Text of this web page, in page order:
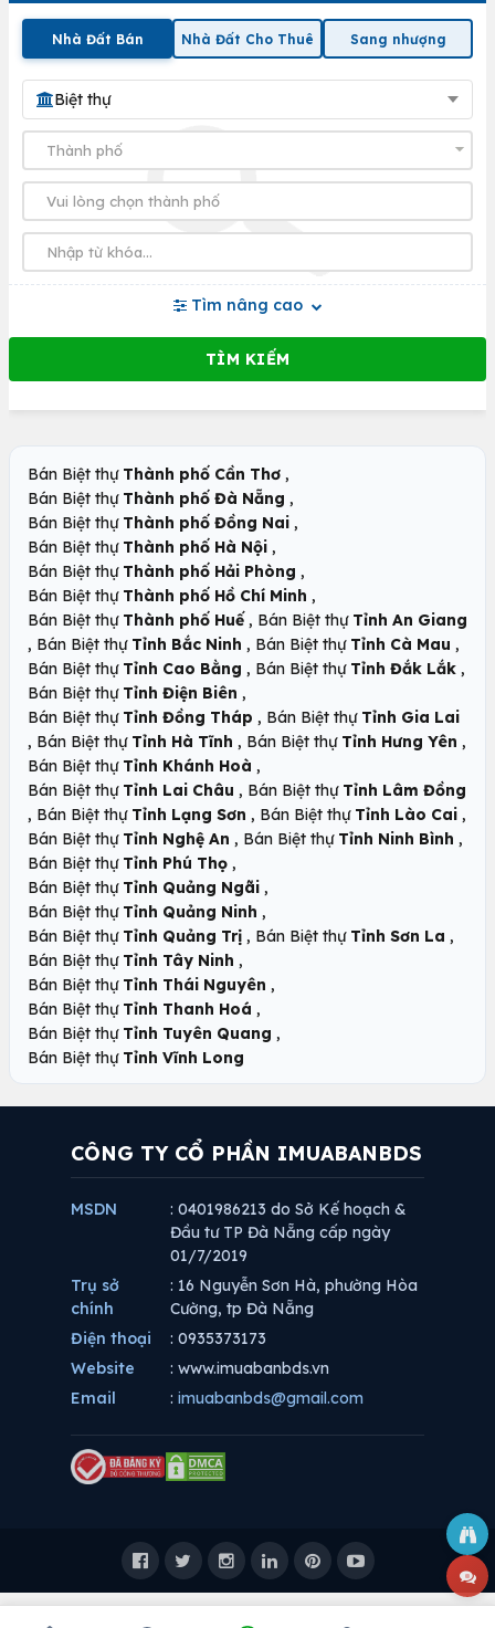
Nhà Đất Bán Nhà Đất Cho Thuê Sang nhượng
Biệt thự
Tìm nâng cao
Bán Biệt thự Thành phố Cần Thơ ,
Bán Biệt thự Thành phố Đà Nẵng ,
Bán Biệt thự Thành phố Đồng Nai ,
Bán Biệt thự Thành phố Hà Nội ,
Bán Biệt thự Thành phố Hải Phòng ,
Bán Biệt thự Thành phố Hồ Chí Minh ,
Bán Biệt thự Thành phố Huế , Bán Biệt thự Tỉnh An Giang
, Bán Biệt thự Tỉnh Bắc Ninh , Bán Biệt thự Tỉnh Cà Mau ,
Bán Biệt thự Tỉnh Cao Bằng , Bán Biệt thự Tỉnh Đắk Lắk ,
Bán Biệt thự Tỉnh Điện Biên ,
Bán Biệt thự Tỉnh Đồng Tháp , Bán Biệt thự Tỉnh Gia Lai
, Bán Biệt thự Tỉnh Hà Tĩnh , Bán Biệt thự Tỉnh Hưng Yên ,
Bán Biệt thự Tỉnh Khánh Hoà ,
Bán Biệt thự Tỉnh Lai Châu , Bán Biệt thự Tỉnh Lâm Đồng
, Bán Biệt thự Tỉnh Lạng Sơn , Bán Biệt thự Tỉnh Lào Cai ,
Bán Biệt thự Tỉnh Nghệ An , Bán Biệt thự Tỉnh Ninh Bình ,
Bán Biệt thự Tỉnh Phú Thọ ,
Bán Biệt thự Tỉnh Quảng Ngãi ,
Bán Biệt thự Tỉnh Quảng Ninh ,
Bán Biệt thự Tỉnh Quảng Trị , Bán Biệt thự Tỉnh Sơn La ,
Bán Biệt thự Tỉnh Tây Ninh ,
Bán Biệt thự Tỉnh Thái Nguyên ,
Bán Biệt thự Tỉnh Thanh Hoá ,
Bán Biệt thự Tỉnh Tuyên Quang ,
Bán Biệt thự Tỉnh Vĩnh Long
CÔNG TY CỔ PHẦN IMUABANBDS
MSDN
: 0401986213 do Sở Kế hoạch &
Đầu tư TP Đà Nẵng cấp ngày
01/7/2019
Trụ sở
chính
: 16 Nguyễn Sơn Hà, phường Hòa
Cường, tp Đà Nẵng
Điện thoại
: 0935373173
Website
: www.imuabanbds.vn
Email
: imuabanbds@gmail.com